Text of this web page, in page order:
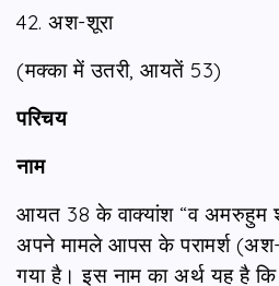
42. अश-शूरा
(मक्का में उतरी, आयतें 53)
परिचय
नाम
आयत 38 के वाक्यांश “व अमरुहुम
अपने मामले आपस के परामर्श
गया है। इस नाम का अर्थ यह है